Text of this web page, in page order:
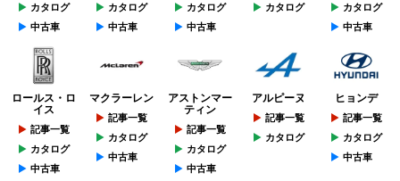
カタログ
中古車
カタログ
中古車
カタログ
中古車
カタログ
カタログ
中古車
ロールス・ロ
イス
記事一覧
カタログ
中古車
マクラーレン
記事一覧
カタログ
中古車
アストンマー
ティン
記事一覧
カタログ
中古車
アルピーヌ
記事一覧
カタログ
ヒョンデ
記事一覧
カタログ
中古車